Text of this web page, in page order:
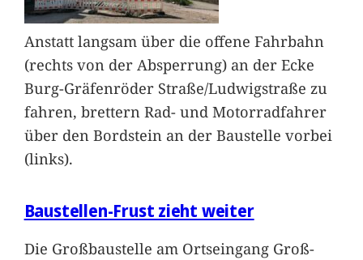
Anstatt langsam über die offene Fahrbahn
(rechts von der Absperrung) an der Ecke
Burg-Gräfenröder Straße/Ludwigstraße zu
fahren, brettern Rad- und Motorradfahrer
über den Bordstein an der Baustelle vorbei
(links).
Baustellen-Frust zieht weiter
Die Großbaustelle am Ortseingang Groß-